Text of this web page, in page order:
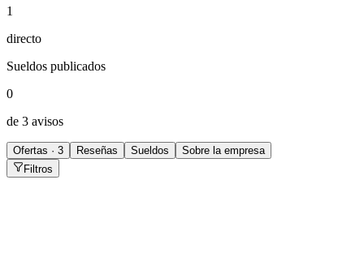
1
directo
Sueldos publicados
0
de 3 avisos
Ofertas · 3 Reseñas Sueldos
Sobre la empresa
Filtros